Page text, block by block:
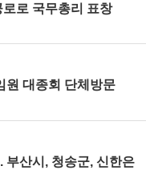
로 국무총리 표창
원 대종회 단체방문
부산시, 청송군, 신한은